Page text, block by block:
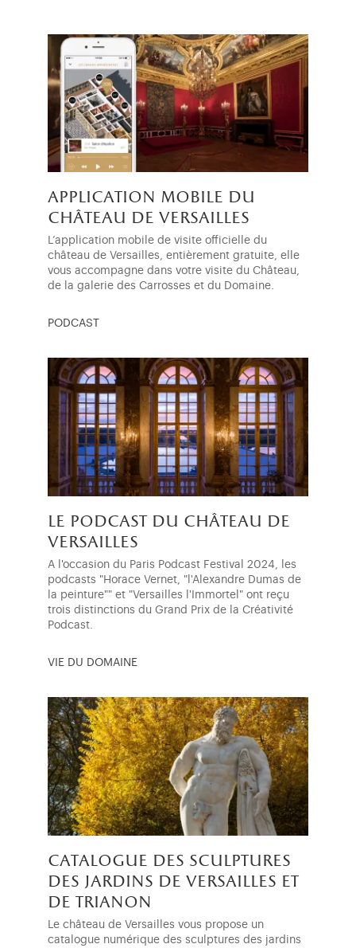
application mobile du
château de versailles
L’application mobile de visite officielle du
château de Versailles, entièrement gratuite, elle
vous accompagne dans votre visite du Château,
de la galerie des Carrosses et du Domaine.
PODCAST
le podcast du château de
versailles
A l'occasion du Paris Podcast Festival 2024, les
podcasts "Horace Vernet, "l'Alexandre Dumas de
la peinture"" et "Versailles l'Immortel" ont reçu
trois distinctions du Grand Prix de la Créativité
Podcast.
VIE DU DOMAINE
catalogue des sculptures
des jardins de versailles et
de trianon
Le château de Versailles vous propose un
catalogue numérique des sculptures des jardins